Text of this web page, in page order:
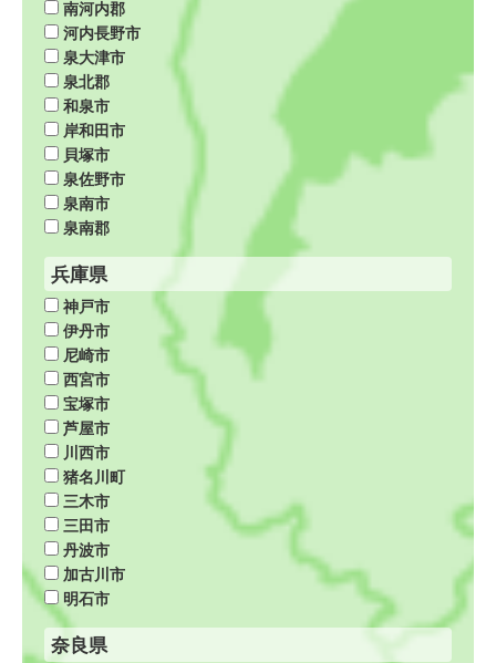
南河内郡
河内長野市
泉大津市
泉北郡
和泉市
岸和田市
貝塚市
泉佐野市
泉南市
泉南郡
兵庫県
神戸市
伊丹市
尼崎市
西宮市
宝塚市
芦屋市
川西市
猪名川町
三木市
三田市
丹波市
加古川市
明石市
奈良県